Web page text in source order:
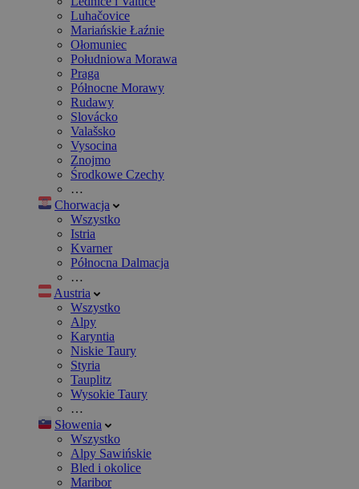
Luhačovice
Mariańskie Łaźnie
Ołomuniec
Południowa Morawa
Praga
Północne Morawy
Rudawy
Slovácko
Valašsko
Vysocina
Znojmo
Środkowe Czechy
…
Chorwacja
Wszystko
Istria
Kvarner
Północna Dalmacja
…
Austria
Wszystko
Alpy
Karyntia
Niskie Taury
Styria
Tauplitz
Wysokie Taury
…
Słowenia
Wszystko
Alpy Sawińskie
Bled i okolice
Maribor